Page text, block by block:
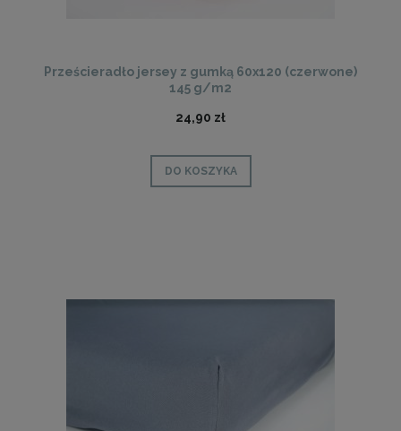
Prześcieradło jersey z gumką 60x120 (czerwone)
145 g/m2
24,90 zł
DO KOSZYKA